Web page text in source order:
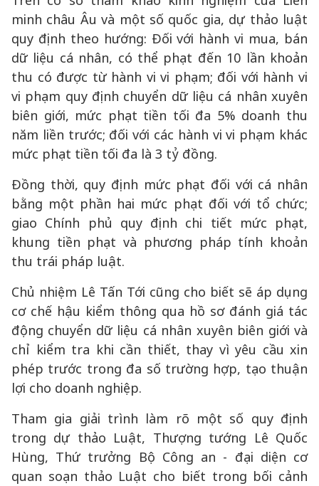
minh châu Âu và một số quốc gia, dự thảo luật
quy định theo hướng: Đối với hành vi mua, bán
dữ liệu cá nhân, có thể phạt đến 10 lần khoản
thu có được từ hành vi vi phạm; đối với hành vi
vi phạm quy định chuyển dữ liệu cá nhân xuyên
biên giới, mức phạt tiền tối đa 5% doanh thu
năm liền trước; đối với các hành vi vi phạm khác
mức phạt tiền tối đa là 3 tỷ đồng.
Đồng thời, quy định mức phạt đối với cá nhân
bằng một phần hai mức phạt đối với tổ chức;
giao Chính phủ quy định chi tiết mức phạt,
khung tiền phạt và phương pháp tính khoản
thu trái pháp luật.
Chủ nhiệm Lê Tấn Tới cũng cho biết sẽ áp dụng
cơ chế hậu kiểm thông qua hồ sơ đánh giá tác
động chuyển dữ liệu cá nhân xuyên biên giới và
chỉ kiểm tra khi cần thiết, thay vì yêu cầu xin
phép trước trong đa số trường hợp, tạo thuận
lợi cho doanh nghiệp.
Tham gia giải trình làm rõ một số quy định
trong dự thảo Luật, Thượng tướng Lê Quốc
Hùng, Thứ trưởng Bộ Công an - đại diện cơ
quan soạn thảo Luật cho biết trong bối cảnh